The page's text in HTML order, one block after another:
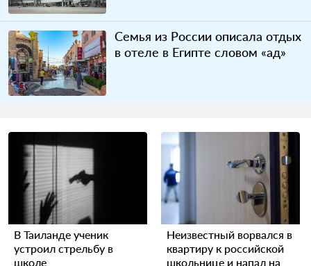
Семья из России описала отдых
в отеле в Египте словом «ад»
В Таиланде ученик
устроил стрельбу в
школе
Неизвестный ворвался в
квартиру к российской
школьнице и напал на